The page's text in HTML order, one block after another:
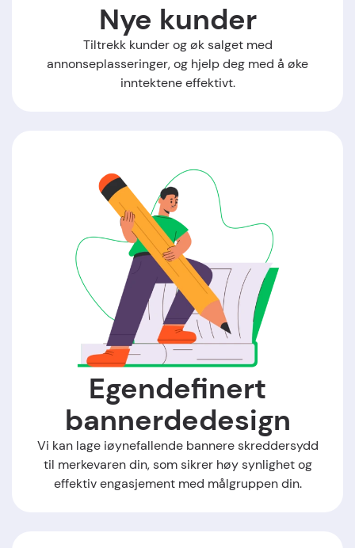
Nye kunder
Tiltrekk kunder og øk salget med
annonseplasseringer, og hjelp deg med å øke
inntektene effektivt.
Egendefinert
bannerdedesign
Vi kan lage iøynefallende bannere skreddersydd
til merkevaren din, som sikrer høy synlighet og
effektiv engasjement med målgruppen din.